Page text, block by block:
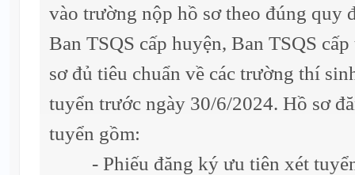
vào trường nộp hồ sơ theo đúng
Ban TSQS cấp huyện, Ban TSQS
sơ đủ tiêu chuẩn về các trường thí
tuyển trước ngày 30/6/2024. Hồ sơ
tuyển gồm:
- Phiếu đăng ký ưu tiên xét